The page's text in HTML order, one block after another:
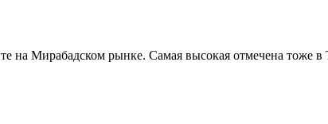
на Мирабадском рынке. Самая высокая отмечена тоже